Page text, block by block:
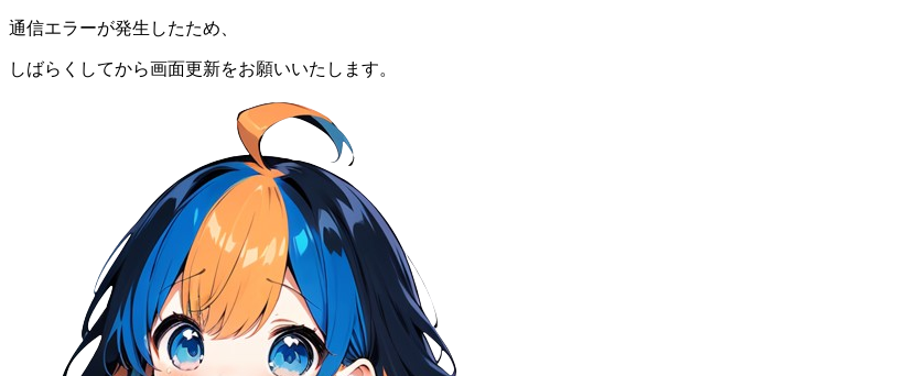
通信エラーが発生したため、
しばらくしてから画面更新をお願いいたします。